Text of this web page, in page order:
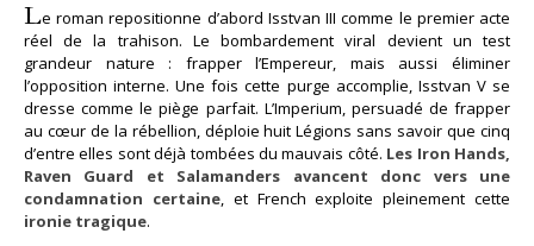
Le roman repositionne d’abord Isstvan III comme le premier acte
réel de la trahison. Le bombardement viral devient un test
grandeur nature : frapper l’Empereur, mais aussi éliminer
l’opposition interne. Une fois cette purge accomplie, Isstvan V se
dresse comme le piège parfait. L’Imperium, persuadé de frapper
au cœur de la rébellion, déploie huit Légions sans savoir que cinq
d’entre elles sont déjà tombées du mauvais côté. Les Iron Hands,
Raven Guard et Salamanders avancent donc vers une
condamnation certaine, et French exploite pleinement cette
ironie tragique.